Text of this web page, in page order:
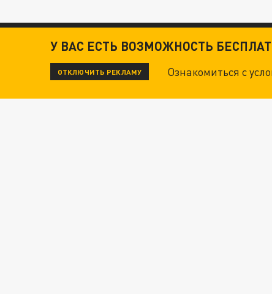
У ВАС ЕСТЬ ВОЗМОЖНОСТЬ
ОТКЛЮЧИТЬ РЕКЛАМУ Ознакомиться с